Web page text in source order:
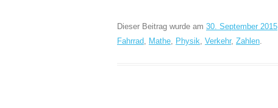
Dieser Beitrag wurde am 30. September 2015
Fahrrad, Mathe, Physik, Verkehr, Zahlen.